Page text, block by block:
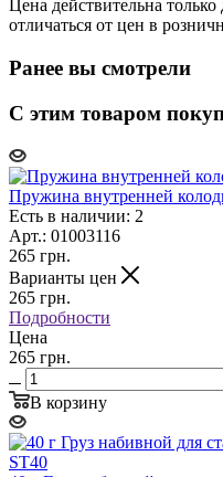
Цена действительна
отличаться от цен в
Ранее вы смотрели
С этим товаром
Пружина внутренней
Есть в наличии: 2
Арт.: 01003116
265 грн.
Варианты цен
265 грн.
Подробности
Цена
265 грн.
В корзину